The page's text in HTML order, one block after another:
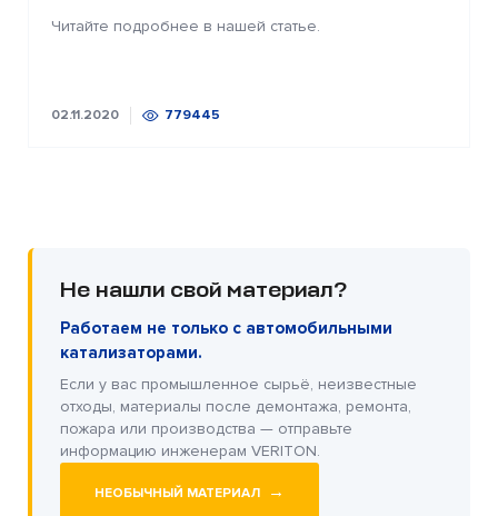
Читайте подробнее в нашей статье.
02.11.2020 779445
Не нашли свой материал?
Работаем не только с автомобильными
катализаторами.
Если у вас промышленное сырьё, неизвестные
отходы, материалы после демонтажа, ремонта,
пожара или производства — отправьте
информацию инженерам VERITON.
НЕОБЫЧНЫЙ МАТЕРИАЛ →